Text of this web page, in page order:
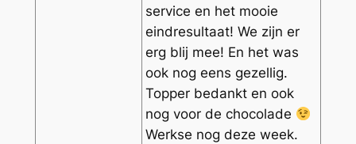
service en het mooie
eindresultaat! We zijn er
erg blij mee! En het was
ook nog eens gezellig.
Topper bedankt en ook
nog voor de chocolade
Werkse nog deze week.